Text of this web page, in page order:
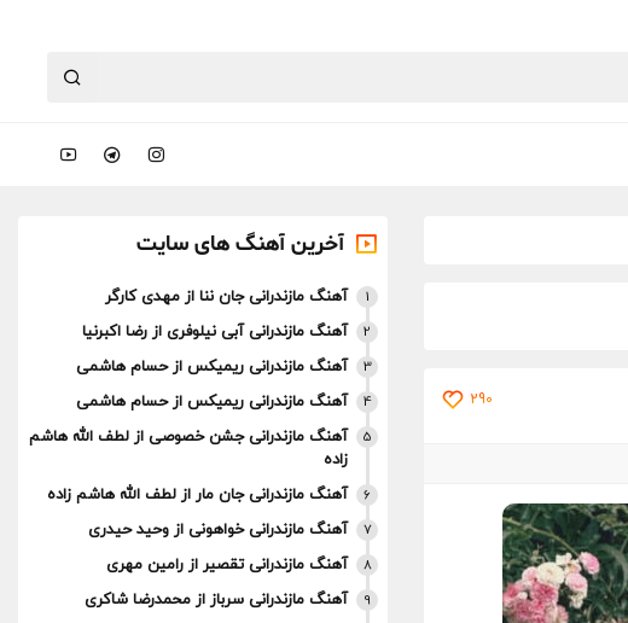
290
آخرین آهنگ های سایت
1 آهنگ مازندرانی جان ننا از مهدی کارگر
2 آهنگ مازندرانی آبی نیلوفری از رضا اکبرنیا
3 آهنگ مازندرانی ریمیکس از حسام هاشمی
4 آهنگ مازندرانی ریمیکس از حسام هاشمی
5
آهنگ مازندرانی جشن خصوصی از لطف الله هاشم
زاده
6 آهنگ مازندرانی جان مار از لطف الله هاشم زاده
7 آهنگ مازندرانی خواهونی از وحید حیدری
8 آهنگ مازندرانی تقصیر از رامین مهری
9 آهنگ مازندرانی سرباز از محمدرضا شاکری